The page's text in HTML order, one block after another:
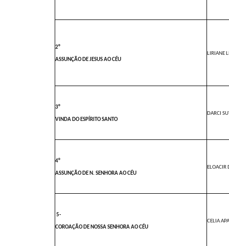
2°
ASSUNÇÃO DE JESUS AO CÉU
LIRIANE
3°
VINDA DO ESPÍRITO SANTO
DARCI
4°
ASSUNÇÃO DE N. SENHORA AO CÉU
ELOACIR
5-
COROAÇÃO DE NOSSA SENHORA AO CÉU
CELIA